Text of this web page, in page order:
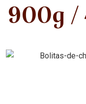
900g /